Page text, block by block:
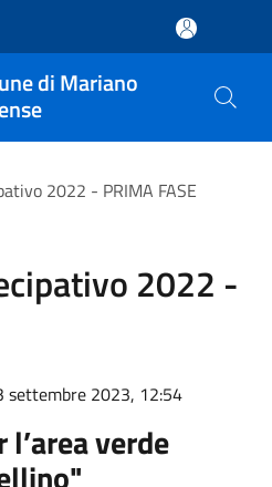
di Mariano
2022 - PRIMA FASE
2022 -
settembre 2023, 12:54
verde